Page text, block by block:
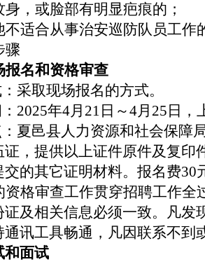
身，或脸部有明显疤痕的；
不适合从事治安巡防队员工作
骤
报名和资格审查
采取现场报名的方式。
2025年4月 21 日～4月 25 日，
夏邑县人力资源和社会保障
，提供以上证件原件及复
的其它证明材料。报名费30
资格审查工作贯穿招聘工作
及相关信息必须一致。凡
讯工具畅通，凡因联系不
和面试